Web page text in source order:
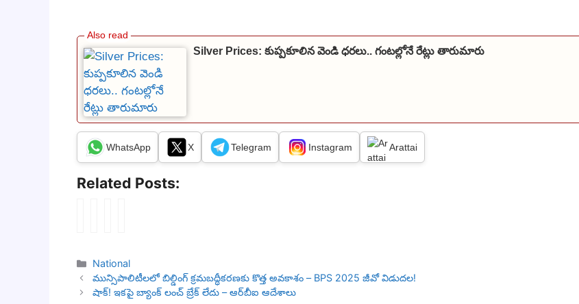
Silver Prices: కుప్పకూలిన వెండి ధరలు.. గంటల్లోనే రేట్లు తారుమారు
WhatsApp X Telegram Instagram Arattai
Related Posts:
ప్ర
ధా
ని
C
o
n
తి
రి
గి
కొ
నే
వా
Categories
National
మున్సిపాలిటీలలో బిల్డింగ్ క్రమబద్ధీకరణకు కొత్త అవకాశం – BPS 2025 జీవో విడుదల!
షాక్! ఇకపై బ్యాంక్ లంచ్ బ్రేక్ లేదు – ఆర్‌బీఐ ఆదేశాలు